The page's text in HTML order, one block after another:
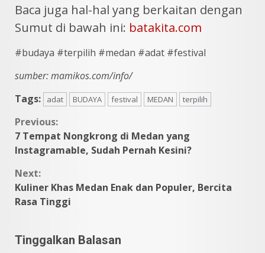
Baca juga hal-hal yang berkaitan dengan
Sumut di bawah ini: batakita.com
#budaya #terpilih #medan #adat #festival
sumber: mamikos.com/info/
Tags:
adat BUDAYA festival MEDAN terpilih
Continue
Reading
Previous:
7 Tempat Nongkrong di Medan yang
Instagramable, Sudah Pernah Kesini?
Next:
Kuliner Khas Medan Enak dan Populer, Bercita
Rasa Tinggi
Tinggalkan Balasan